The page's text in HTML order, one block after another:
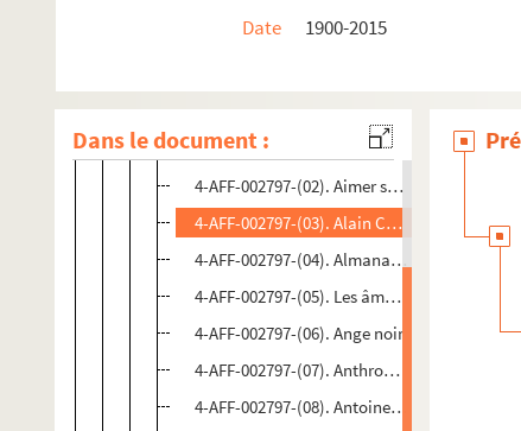
Date
1900-2015
Dans le document :
Spectacles
4-AFF-002797-(01). Agésilan de Colchos
4-AFF-002797-(02). Aimer sa mère
4-AFF-002797-(03). Alain Cuny
4-AFF-002797-(04). Almanach bruitax
4-AFF-002797-(05). Les âmes mortes
4-AFF-002797-(06). Ange noir
4-AFF-002797-(07). Anthrop (Modulo 1)
4-AFF-002797-(08). Antoine et Cléopâtre